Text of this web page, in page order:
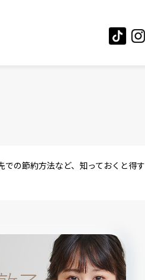
の節約方法など、知っておくと得す